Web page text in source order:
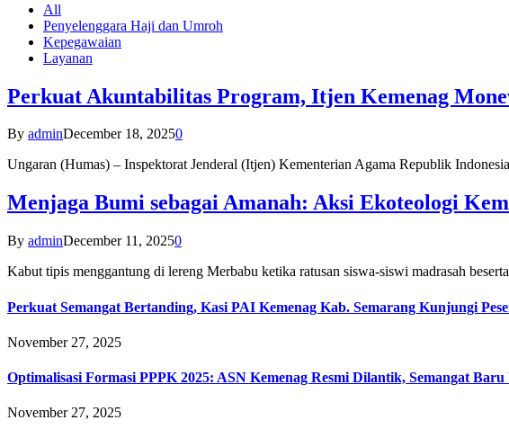
All
Penyelenggara Haji dan Umroh
Kepegawaian
Layanan
Perkuat Akuntabilitas Program, Itjen Kemenag
By adminDecember 18, 20250
Ungaran (Humas) – Inspektorat Jenderal (Itjen) Kementerian Agama Republik
Menjaga Bumi sebagai Amanah: Aksi Ekoteologi
By adminDecember 11, 20250
Kabut tipis menggantung di lereng Merbabu ketika ratusan siswa-siswi madrasah
Perkuat Semangat Bertanding, Kasi PAI Kemenag Kab. Semarang Kunjungi
November 27, 2025
Optimalisasi Formasi PPPK 2025: ASN Kemenag Resmi Dilantik, Semangat
November 27, 2025